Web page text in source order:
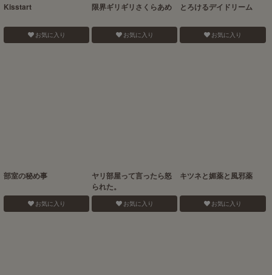
Kisstart
お気に入り
限界ギリギリさくらあめ
お気に入り
とろけるデイドリーム
お気に入り
部室の秘め事
お気に入り
ヤリ部屋って言ったら怒
られた。
お気に入り
キツネと媚薬と風邪薬
お気に入り